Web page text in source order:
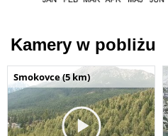
Kamery w pobliżu
Smokovce (5 km)